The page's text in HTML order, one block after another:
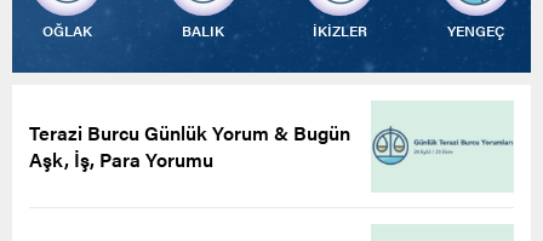
OĞLAK BALIK İKİZLER YENGEÇ
Terazi Burcu Günlük Yorum & Bugün
Aşk, İş, Para Yorumu